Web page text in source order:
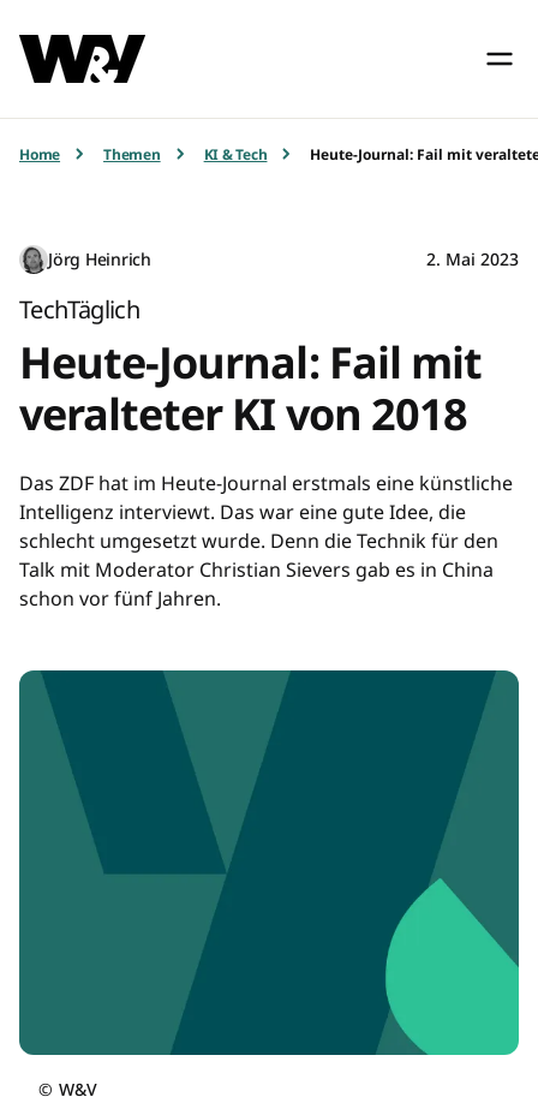
Home Themen KI & Tech Heute-Journal: Fail mit
Jörg Heinrich 2. Mai 2023
TechTäglich
Heute-Journal: Fail mit
veralteter KI von 2018
Das ZDF hat im Heute-Journal erstmals eine künstliche
Intelligenz interviewt. Das war eine gute Idee, die
schlecht umgesetzt wurde. Denn die Technik für den
Talk mit Moderator Christian Sievers gab es in China
schon vor fünf Jahren.
© W&V